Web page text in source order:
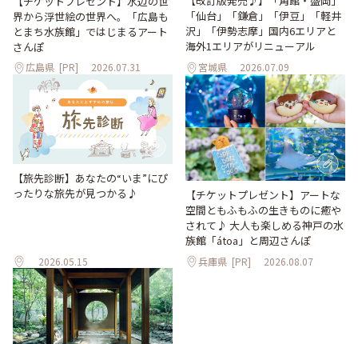
界から浮世絵の世界へ。「広島も
とまち水族館」ではじまるアート
さんぽ
広島県 [PR] 2026.07.31
「仙台」「鎌倉」「伊豆」「軽井
沢」「伊勢志摩」国内6エリアと
海外1エリアがリニューアル
宮城県 2026.07.09
【旅先診断】あなたの“いま”にぴ
ったりな旅先が見つかる♪
2026.05.15
【チケットプレゼント】アートな
空間ともふもふの生きものに癒や
されて♪ 大人も楽しめる神戸の水
族館「átoa」と周辺さんぽ
兵庫県 [PR] 2026.08.07